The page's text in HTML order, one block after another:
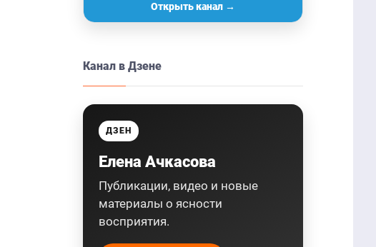
Открыть канал →
Канал в Дзене
ДЗЕН
Елена Ачкасова
Публикации, видео и новые
материалы о ясности
восприятия.